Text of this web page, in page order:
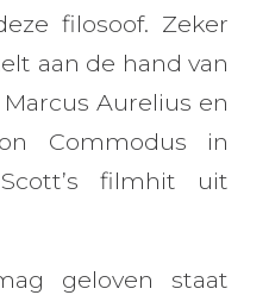
filosoof. Zeker
aan de hand van
Aurelius en
Commodus in
filmhit uit
geloven staat